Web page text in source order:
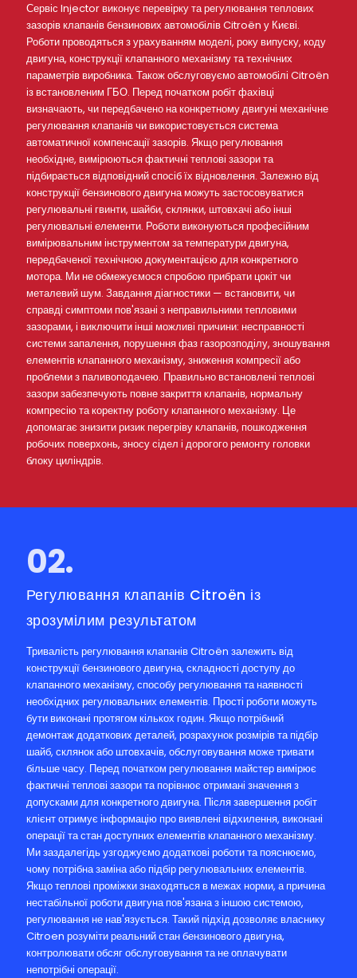
Сервіс Injector виконує перевірку та регулювання теплових
зазорів клапанів бензинових автомобілів Citroën у Києві.
Роботи проводяться з урахуванням моделі, року випуску, коду
двигуна, конструкції клапанного механізму та технічних
параметрів виробника. Також обслуговуємо автомобілі Citroën
із встановленим ГБО. Перед початком робіт фахівці
визначають, чи передбачено на конкретному двигуні механічне
регулювання клапанів чи використовується система
автоматичної компенсації зазорів. Якщо регулювання
необхідне, вимірюються фактичні теплові зазори та
підбирається відповідний спосіб їх відновлення. Залежно від
конструкції бензинового двигуна можуть застосовуватися
регулювальні гвинти, шайби, склянки, штовхачі або інші
регулювальні елементи. Роботи виконуються професійним
вимірювальним інструментом за температури двигуна,
передбаченої технічною документацією для конкретного
мотора. Ми не обмежуємося спробою прибрати цокіт чи
металевий шум. Завдання діагностики — встановити, чи
справді симптоми пов'язані з неправильними тепловими
зазорами, і виключити інші можливі причини: несправності
системи запалення, порушення фаз газорозподілу, зношування
елементів клапанного механізму, зниження компресії або
проблеми з паливоподачею. Правильно встановлені теплові
зазори забезпечують повне закриття клапанів, нормальну
компресію та коректну роботу клапанного механізму. Це
допомагає знизити ризик перегріву клапанів, пошкодження
робочих поверхонь, зносу сідел і дорогого ремонту головки
блоку циліндрів.
02.
Регулювання клапанів Citroën із
зрозумілим результатом
Тривалість регулювання клапанів Citroën залежить від
конструкції бензинового двигуна, складності доступу до
клапанного механізму, способу регулювання та наявності
необхідних регулювальних елементів. Прості роботи можуть
бути виконані протягом кількох годин. Якщо потрібний
демонтаж додаткових деталей, розрахунок розмірів та підбір
шайб, склянок або штовхачів, обслуговування може тривати
більше часу. Перед початком регулювання майстер вимірює
фактичні теплові зазори та порівнює отримані значення з
допусками для конкретного двигуна. Після завершення робіт
клієнт отримує інформацію про виявлені відхилення, виконані
операції та стан доступних елементів клапанного механізму.
Ми заздалегідь узгоджуємо додаткові роботи та пояснюємо,
чому потрібна заміна або підбір регулювальних елементів.
Якщо теплові проміжки знаходяться в межах норми, а причина
нестабільної роботи двигуна пов'язана з іншою системою,
регулювання не нав'язується. Такий підхід дозволяє власнику
Citroen розуміти реальний стан бензинового двигуна,
контролювати обсяг обслуговування та не оплачувати
непотрібні операції.